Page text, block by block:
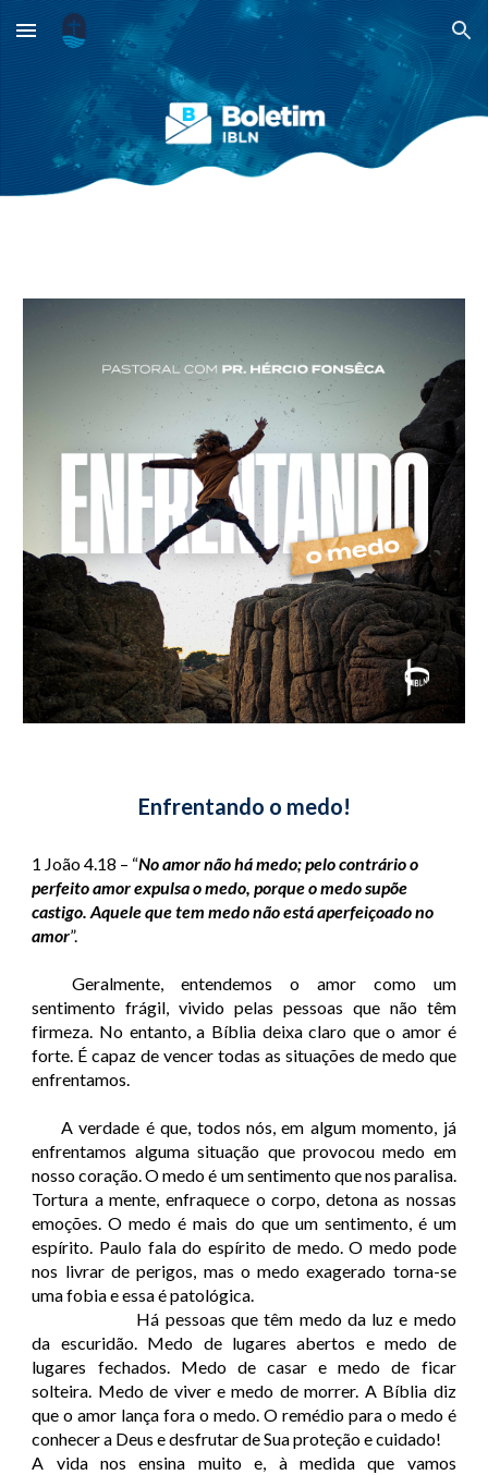
Skip to main content Skip to navigation
Enfrentando o medo!
1 João 4.18 – “No amor não há medo; pelo contrário o
perfeito amor expulsa o medo, porque o medo supõe
castigo. Aquele que tem medo não está aperfeiçoado no
amor”.
Geralmente, entendemos o amor como um
sentimento frágil, vivido pelas pessoas que não têm
firmeza. No entanto, a Bíblia deixa claro que o amor é
forte. É capaz de vencer todas as situações de medo que
enfrentamos.
A verdade é que, todos nós, em algum momento, já
enfrentamos alguma situação que provocou medo em
nosso coração. O medo é um sentimento que nos paralisa.
Tortura a mente, enfraquece o corpo, detona as nossas
emoções. O medo é mais do que um sentimento, é um
espírito. Paulo fala do espírito de medo. O medo pode
nos livrar de perigos, mas o medo exagerado torna-se
uma fobia e essa é patológica.
Há pessoas que têm medo da luz e medo
da escuridão. Medo de lugares abertos e medo de
lugares fechados. Medo de casar e medo de ficar
solteira. Medo de viver e medo de morrer. A Bíblia diz
que o amor lança fora o medo. O remédio para o medo é
conhecer a Deus e desfrutar de Sua proteção e cuidado!
A vida nos ensina muito e, à medida que vamos